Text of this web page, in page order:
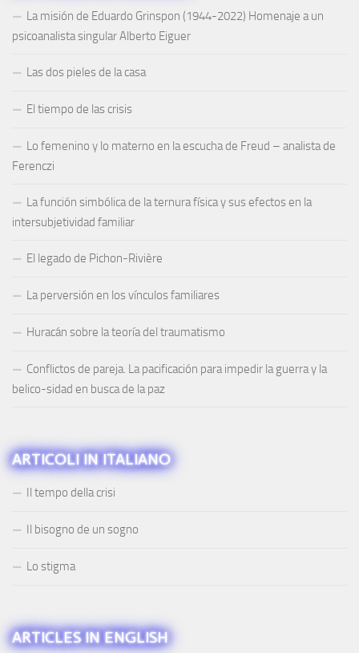
La misión de Eduardo Grinspon (1944-2022) Homenaje a un
psicoanalista singular Alberto Eiguer
Las dos pieles de la casa
El tiempo de las crisis
Lo femenino y lo materno en la escucha de Freud – analista de
Ferenczi
La función simbólica de la ternura física y sus efectos en la
intersubjetividad familiar
El legado de Pichon-Rivière
La perversión en los vínculos familiares
Huracán sobre la teoría del traumatismo
Conflictos de pareja. La pacificación para impedir la guerra y la
belico-sidad en busca de la paz
ARTICOLI IN ITALIANO
Il tempo della crisi
Il bisogno de un sogno
Lo stigma
ARTICLES IN ENGLISH